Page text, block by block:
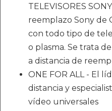
TELEVISORES
reemplazo Sony de
con todo tipo de
o plasma. Se trata
a distancia de
ONE FOR ALL - El
distancia y
vídeo universales